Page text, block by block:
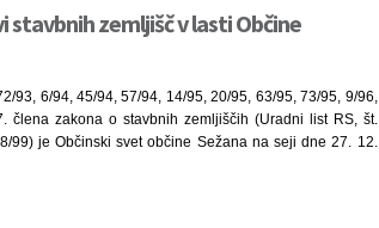
zemljišč v lasti Občine
93, 6/94, 45/94, 57/94, 14/95, 20/95, 63/95, 73/95, 9/96,
člena zakona o stavbnih zemljiščih (Uradni list RS, št.
99) je Občinski svet občine Sežana na seji dne 27. 12.